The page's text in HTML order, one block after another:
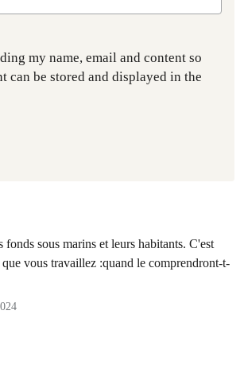
my name, email and content so
can be stored and displayed in the
fonds sous marins et leurs habitants. C'est
vous travaillez :quand le comprendront-t-